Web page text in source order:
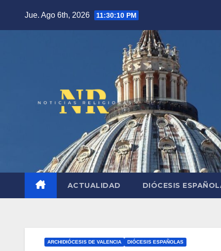
Jue. Ago 6th, 2026 11:30:11 PM
ACTUALIDAD DIÓCESIS
ARCHIDIÓCESIS DE VALENCIA DIÓCESIS ESPAÑOLAS